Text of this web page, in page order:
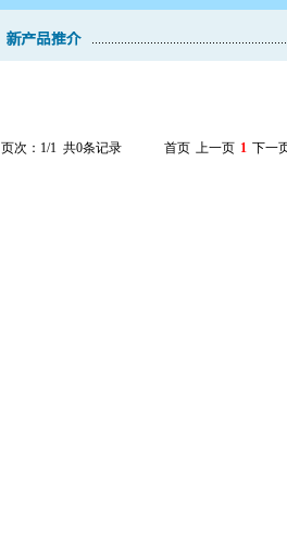
页次：1/1 共0条记录 首页 上一页 1 下一